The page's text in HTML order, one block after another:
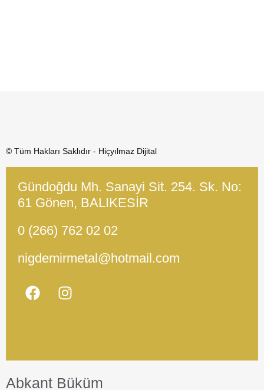
© Tüm Hakları Saklıdır - Hiçyılmaz Dijital
Gündoğdu Mh. Sanayi Sit. 254. Sk. No:
61 Gönen, BALIKESİR
0 (266) 762 02 02
nigdemirmetal@hotmail.com
Abkant Büküm